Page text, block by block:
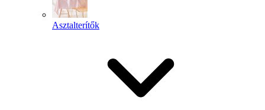
Asztalterítők